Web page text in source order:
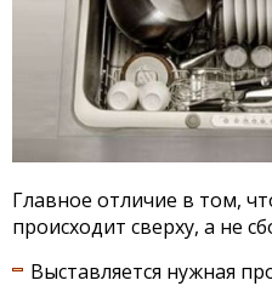
Главное отличие в том,
происходит сверху, а не
Выставляется нужная